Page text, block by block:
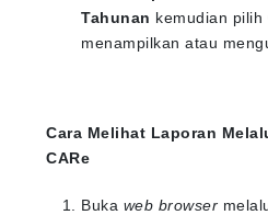
Tahunan kemudian pilih
menampilkan atau
Cara Melihat Laporan
CARe
Buka web browser